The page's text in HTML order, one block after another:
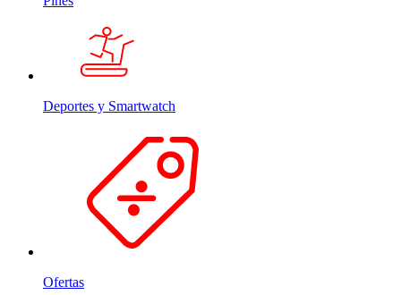
Deportes y Smartwatch
Ofertas